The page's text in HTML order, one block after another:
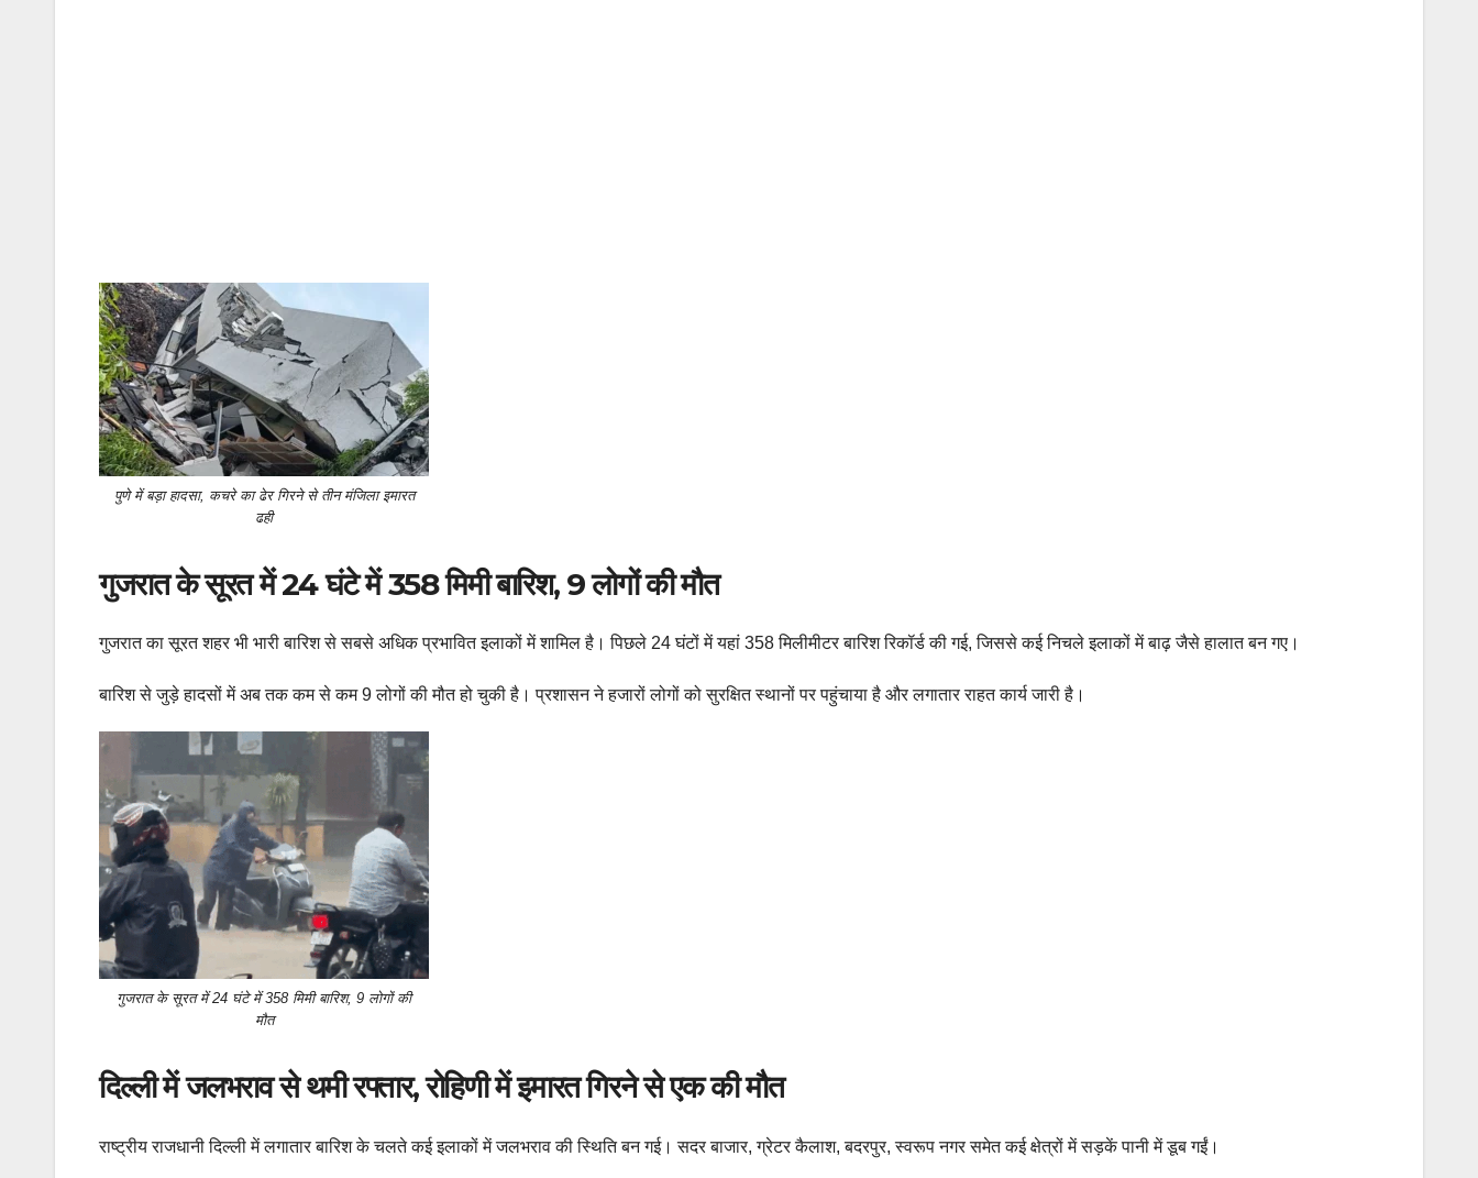
पुणे में बड़ा हादसा, कचरे का ढेर गिरने से तीन मंजिला इमारत
ढही
गुजरात के सूरत में 24 घंटे में 358 मिमी बारिश, 9 लोगों की मौत
गुजरात का सूरत शहर भी भारी बारिश से सबसे अधिक प्रभावित इलाकों में शामिल है। पिछले 24 घंटों में यहां 358 मिलीमीटर बारिश रिकॉर्ड की गई, जिससे कई निचले इलाकों में बाढ़ जैसे हालात बन गए।
बारिश से जुड़े हादसों में अब तक कम से कम 9 लोगों की मौत हो चुकी है। प्रशासन ने हजारों लोगों को सुरक्षित स्थानों पर पहुंचाया है और लगातार राहत कार्य जारी है।
गुजरात के सूरत में 24 घंटे में 358 मिमी बारिश, 9 लोगों की
मौत
दिल्ली में जलभराव से थमी रफ्तार, रोहिणी में इमारत गिरने से एक की मौत
राष्ट्रीय राजधानी दिल्ली में लगातार बारिश के चलते कई इलाकों में जलभराव की स्थिति बन गई। सदर बाजार, ग्रेटर कैलाश, बदरपुर, स्वरूप नगर समेत कई क्षेत्रों में सड़कें पानी में डूब गईं।